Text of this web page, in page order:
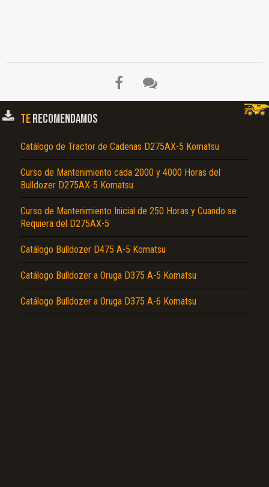
TERECOMENDAMOS
Catálogo de Tractor de Cadenas D275AX-5 Komatsu
Curso de Mantenimiento cada 2000 y 4000 Horas del
Bulldozer D275AX-5 Komatsu
Curso de Mantenimiento Inicial de 250 Horas y Cuando se
Requiera del D275AX-5
Catálogo Bulldozer D475 A-5 Komatsu
Catálogo Bulldozer a Oruga D375 A-5 Komatsu
Catálogo Bulldozer a Oruga D375 A-6 Komatsu
El Título es incorrecto según el contenido.
No carga o no se visualiza el contenido.
Reportar otro tipo de error...